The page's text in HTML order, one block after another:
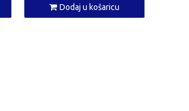
Dodaj u košaricu